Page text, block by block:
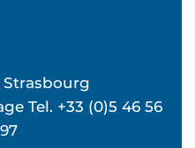
Strasbourg
Tel. +33 (0)5 46 56